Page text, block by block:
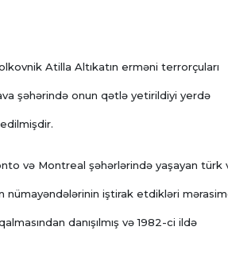
Atilla Altıkatın erməni terrorçuları
şəhərində onun qətlə yetirildiyi yerdə
və Montreal şəhərlərində yaşayan türk
nümayəndələrinin iştirak etdikləri
danışılmış və 1982-ci ildə